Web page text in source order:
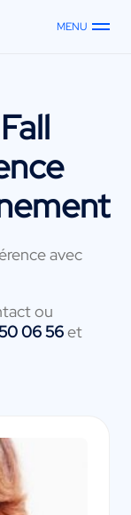
MENU
avec
ou
06 56et